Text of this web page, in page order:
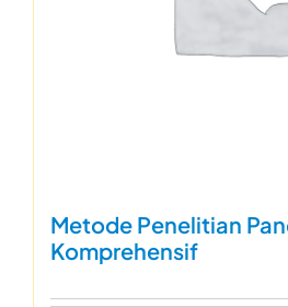
Metode Penelitian
Komprehensif